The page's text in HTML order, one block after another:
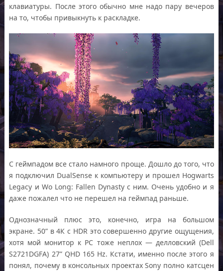
клавиатуры. После этого обычно мне надо пару вечеров
на то, чтобы привыкнуть к раскладке.
С геймпадом все стало намного проще. Дошло до того, что
я подключил DualSense к компьютеру и прошел Hogwarts
Legacy и Wo Long: Fallen Dynasty с ним. Очень удобно и я
даже пожалел что не перешел на геймпад раньше.
Однозначный плюс это, конечно, игра на большом
экране. 50” в 4К с HDR это совершенно другие ощущения,
хотя мой монитор к PC тоже неплох — делловский (Dell
S2721DGFA) 27” QHD 165 Hz. Кстати, именно после этого я
понял, почему в консольных проектах Sony полно катсцен